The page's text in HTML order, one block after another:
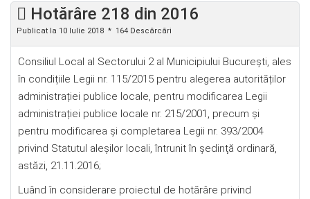
Hotărâre 218 din 2016
Publicat la 10 Iulie 2018 164 Descărcări
Consiliul Local al Sectorului 2 al Municipiului Bucureşti, ales
în condițiile Legii nr. 115/2015 pentru alegerea autorităților
administrației publice locale, pentru modificarea Legii
administrației publice locale nr. 215/2001, precum și
pentru modificarea şi completarea Legii nr. 393/2004
privind Statutul aleșilor locali, întrunit în şedinţă ordinară,
astăzi, 21.11.2016;
Luând în considerare proiectul de hotărâre privind